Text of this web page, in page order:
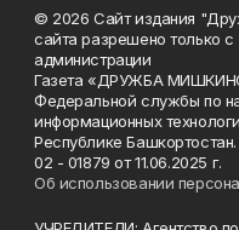
© 2026 Сайт издания
сайта разрешено только
администрации
Газета «ДРУЖБА
Федеральной службы по
информационных
Республике
02 - 01879 от 11.06.2025 г.
Об использовании